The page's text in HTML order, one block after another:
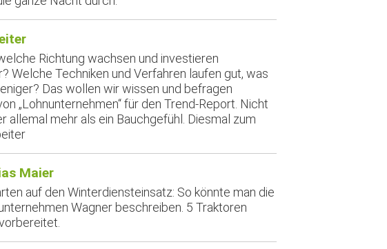
Richtung wachsen und investieren
Welche Techniken und Verfahren laufen gut, was
Das wollen wir wissen und befragen
„Lohnunternehmen“ für den Trend-Report. Nicht
allemal mehr als ein Bauchgefühl. Diesmal zum
Maier
auf den Winterdiensteinsatz: So könnte man die
Wagner beschreiben. 5 Traktoren